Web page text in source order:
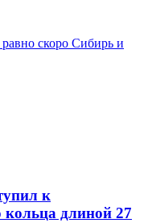
равно скоро Сибирь и
к
кольца длиной 27